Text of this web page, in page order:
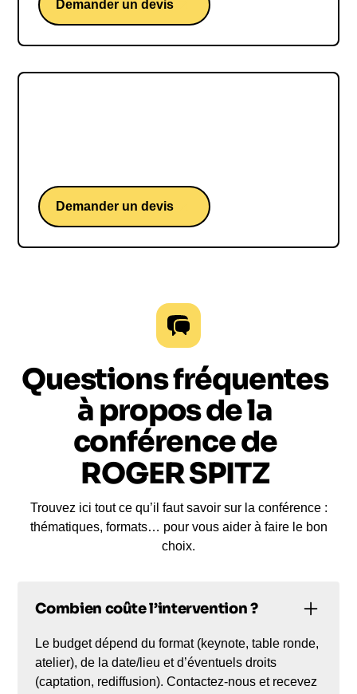
Demander un devis
Demander un devis
Questions fréquentes
à propos de la
conférence de
ROGER SPITZ
Trouvez ici tout ce qu’il faut savoir sur la conférence :
thématiques, formats… pour vous aider à faire le bon
choix.
Combien coûte l’intervention ?
Le budget dépend du format (keynote, table ronde,
atelier), de la date/lieu et d’éventuels droits
(captation, rediffusion). Contactez-nous et recevez